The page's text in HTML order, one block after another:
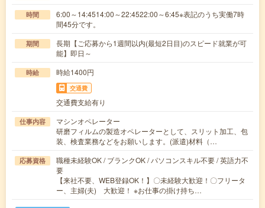
時間
6:00～14:4514:00～22:4522:00～6:45※表記のうち実働7時
間45分です。
期間
長期【ご応募から1週間以内(最短2日目)のスピード就業が可
能】即日～
時給 時給1400円
交通費
交通費支給有り
仕事内容
マシンオペレーター
研磨フィルムの製造オペレーターとして、スリット加工、包
装、検査業務などをお願いします。(派遣)材料（…
応募資格
職種未経験OK / ブランクOK / パソコンスキル不要 / 英語力不
要
【来社不要、WEB登録OK！】〇未経験大歓迎！〇フリータ
ー、主婦(夫) 大歓迎！ ※お仕事の掛け持ち…